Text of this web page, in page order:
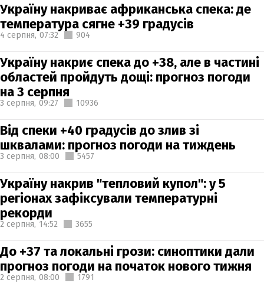
Україну накриває африканська спека: де
температура сягне +39 градусів
4 серпня, 07:32 904
Україну накриє спека до +38, але в частині
областей пройдуть дощі: прогноз погоди
на 3 серпня
3 серпня, 09:27 10936
Від спеки +40 градусів до злив зі
шквалами: прогноз погоди на тиждень
3 серпня, 08:00 5457
Україну накрив "тепловий купол": у 5
регіонах зафіксували температурні
рекорди
2 серпня, 14:52 3655
До +37 та локальні грози: синоптики дали
прогноз погоди на початок нового тижня
2 серпня, 08:00 1791